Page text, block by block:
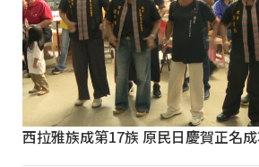
西拉雅族成第17族 原民日慶賀正名